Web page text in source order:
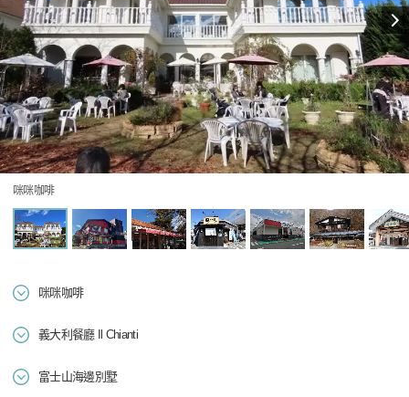
咪咪咖啡
咪咪咖啡
義大利餐廳 Il Chianti
富士山海邊別墅